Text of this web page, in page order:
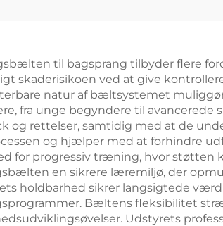
til bagsprang tilbyder flere
skaderisikoen ved at give
natur af bæltsystemet
fra unge begyndere til
og rettelser, samtidig med at de
og hjælper med at forhindre
for progressiv træning, hvor støtten
en sikrere læremiljø, der
holdbarhed sikrer langsigtede
Bæltens fleksibilitet
Udstyrets